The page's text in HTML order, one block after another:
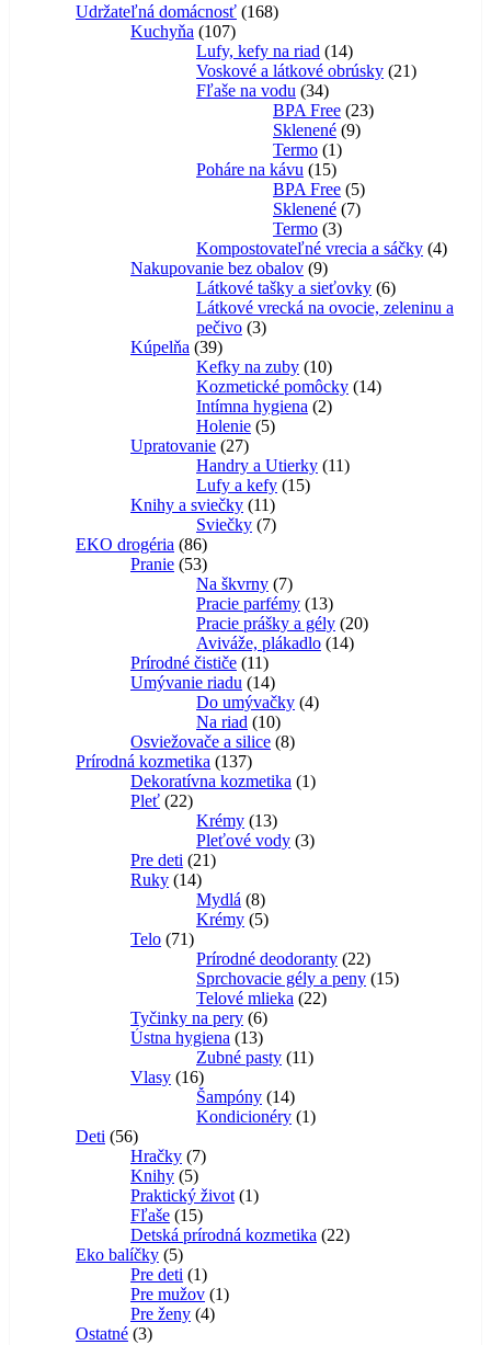
Udržateľná domácnosť 168168
Kuchyňa 107107
produktov
Lufy, kefy na riad 1414
produktov
Voskové a látkové obrúsky 2121
Fľaše na vodu 3434
produktov
BPA Free 2323
Sklenené 99
Termo 11
produkt
Poháre na kávu 1515
produktov
BPA Free 55
produktov
Sklenené 77
Termo 33
produkty
Kompostovateľné vrecia a sáčky 44
Nakupovanie bez obalov 99
produktov
Látkové tašky a sieťovky 66
produktov
Látkové vrecká na ovocie, zeleninu a
pečivo 33
Kúpelňa 3939
produktov
Kefky na zuby 1010
produktov
Kozmetické pomôcky 1414
Intímna hygiena 22
Holenie 55
Upratovanie 2727
produktov
Handry a Utierky 1111
Lufy a kefy 1515
Knihy a sviečky 1111
produktov
Sviečky 77
EKO drogéria 8686
produktov
Pranie 5353
produktov
Na škvrny 77
produktov
Pracie parfémy 1313
produktov
Pracie prášky a gély 2020
Aviváže, plákadlo 1414
Prírodné čističe 1111
produktov
Umývanie riadu 1414
produktov
Do umývačky 44
Na riad 1010
produktov
Osviežovače a silice 88
Prírodná kozmetika 137137
produktov
Dekoratívna kozmetika 11
Pleť 2222
produktov
Krémy 1313
produktov
Pleťové vody 33
Pre deti 2121
Ruky 1414
produktov
Mydlá 88
produktov
Krémy 55
Telo 7171
produktov
Prírodné deodoranty 2222
produktov
Sprchovacie gély a peny 1515
Telové mlieka 2222
Tyčinky na pery 66
produktov
Ústna hygiena 1313
produktov
Zubné pasty 1111
Vlasy 1616
produktov
Šampóny 1414
produktov
Kondicionéry 11
Deti 5656
produktov
Hračky 77
Knihy 55
produktov
Praktický život 11
Fľaše 1515
produktov
Detská prírodná kozmetika 2222
Eko balíčky 55
produktov
Pre deti 11
produkt
Pre mužov 11
Pre ženy 44
Ostatné 33